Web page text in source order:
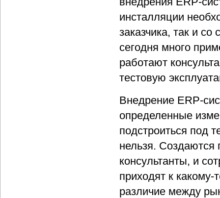
инсталляции
заказчика, так и
сегодня много
работают
тестовую
Внедрение ERP-
определенные
подстроиться под
нельзя. Создаются
консультанты, и
приходят к
различие между